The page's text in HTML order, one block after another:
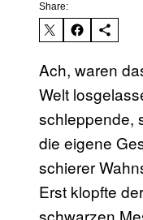
Share:
Ach, waren
Welt
schleppende,
die eigene
schierer
Erst klopfte